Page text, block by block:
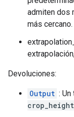
admiten dos
más cercano.
Devoluciones:
Output :